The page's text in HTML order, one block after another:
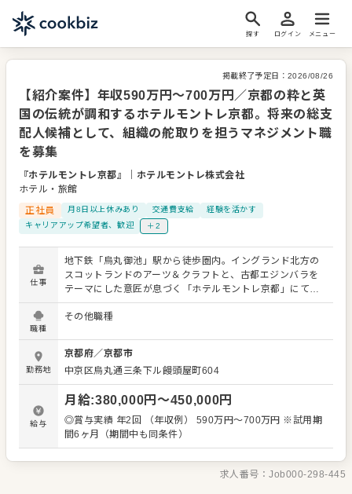
探す ログイン メニュー
掲載終了予定日： 2026/08/26
【紹介案件】年収590万円～700万円／京都の粋と英
国の伝統が調和するホテルモントレ京都。将来の総支
配人候補として、組織の舵取りを担うマネジメント職
を募集
『ホテルモントレ京都』
ホテルモントレ株式会社
ホテル・旅館
正社員
月8日以上休みあり 交通費支給
経験を活かす
キャリアアップ希望者、歓迎
＋2
仕事
地下鉄「烏丸御池」駅から徒歩圏内。イングランド北方の
スコットランドのアーツ＆クラフトと、古都エジンバラを
テーマにした意匠が息づく「ホテルモントレ京都」にて、
次代のリーダーを募集します。 海外からのお客様をはじ
め、ビジネスや地域の方々、ブライダルなど、多岐にわた
背負い、さらなる価値向上を目指していただきます。 お任
せするのは、将来的な複数部門の統括支配人や総支配人を
見据えたマネジメント業務全般です。 ■主な業務内容 ・売
上管理、レベニューマネジメント、経費管理 ・スタッフの
採用およびトレーニング ・商品の企画、開発、営業、宣
伝、販売 ・顧客満足の向上、ブランド構築、マーケット調
査 運営母体は全国10都市に21ホテルを展開するホテルモン
キャリアを築ける環境が整っています。 培ってきた経験
を、京都の文化と英国の伝統が交差するこの場所で、存分
職種
その他職種
勤務地
京都府／京都市
中京区烏丸通三条下ル饅頭屋町604
給与
月給:380,000円〜450,000円
◎賞与実績 年2回 （年収例） 590万円～700万円 ※試用期
間6ヶ月（期間中も同条件）
求人番号：Job000-298-445